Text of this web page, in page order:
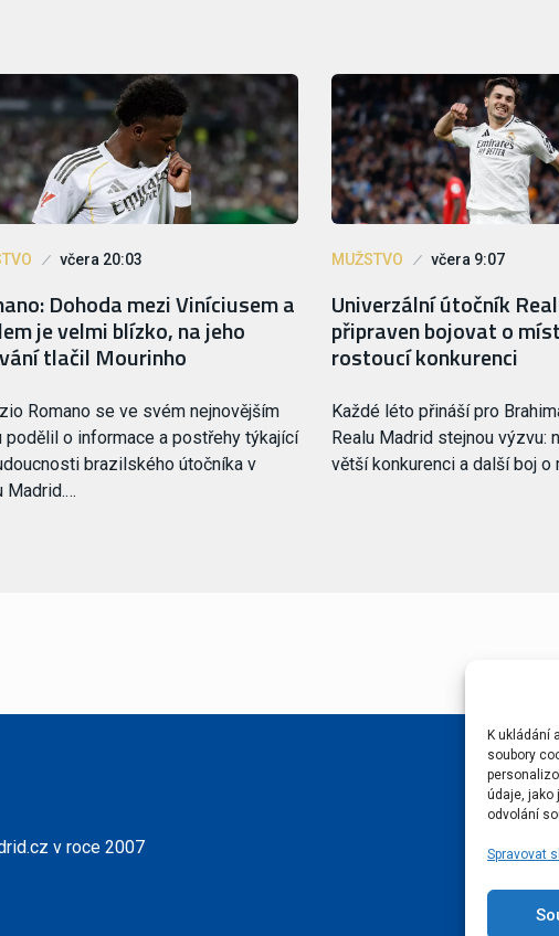
K ukládání
soubory
údaje, jako
odvolání
Spravovat
včera 20:03
Dohoda mezi Viníciusem a
je velmi blízko, na jeho
tlačil Mourinho
Romano se ve svém nejnovějším
podělil o informace a postřehy týkající
brazilského útočníka v
Madrid.…
MUŽSTVO včera 9:07
Univerzální útočník
připraven bojovat o
rostoucí konkurenci
Každé léto přináší pro
Realu Madrid stejnou výzvu:
větší konkurenci a další boj o
v roce 2007